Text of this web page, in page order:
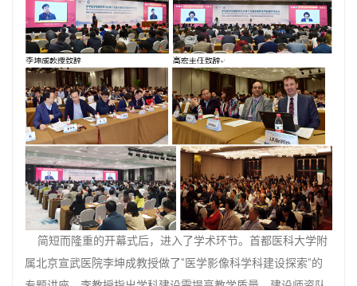
简短而隆重的开幕式后，进入了学术环节。首都医科大学附
属北京宣武医院李坤成教授做了“医学影像科学科建设探索“的